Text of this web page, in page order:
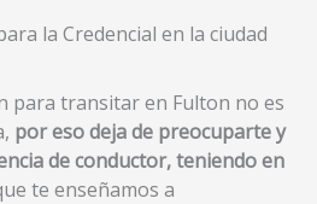
la Credencial en la ciudad
para transitar en Fulton no es
por eso deja de preocuparte y
de conductor, teniendo en
te enseñamos a